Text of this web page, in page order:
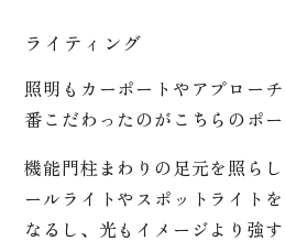
ライティング
照明もカーポートやアプロー
番こだわったのがこちらのポー
機能門柱まわりの足元を照ら
ールライトやスポットライト
なるし、光もイメージより強